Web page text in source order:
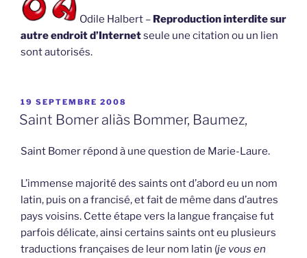
Odile Halbert – Reproduction interdite sur
autre endroit d’Internetseule une citation ou un lien
sont autorisés.
PUBLIÉ
LE
19 SEPTEMBRE 2008
Saint Bomer aliàs Bommer, Baumez,
Saint Bomer répond à une question de Marie-Laure.
L’immense majorité des saints ont d’abord eu un nom
latin, puis on a francisé, et fait de même dans d’autres
pays voisins. Cette étape vers la langue française fut
parfois délicate, ainsi certains saints ont eu plusieurs
traductions françaises de leur nom latin (je vous en